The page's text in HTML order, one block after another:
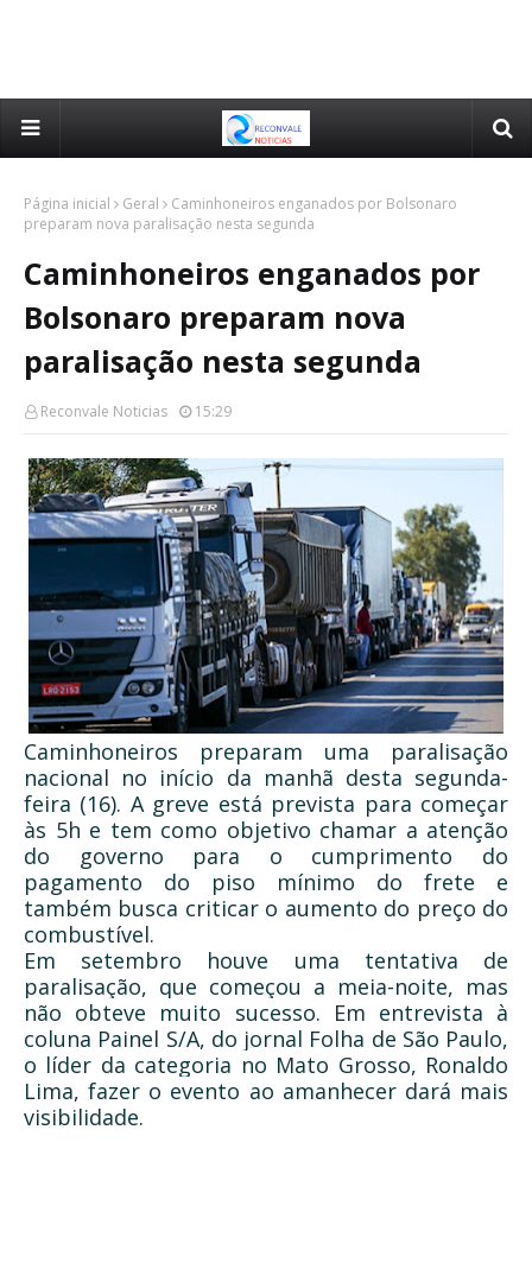
Página inicial Geral
Caminhoneiros enganados por Bolsonaro
preparam nova paralisação nesta segunda
Caminhoneiros enganados por
Bolsonaro preparam nova
paralisação nesta segunda
Reconvale Noticias 15:29
Caminhoneiros preparam uma paralisação
nacional no início da manhã desta segunda-
feira (16). A greve está prevista para começar
às 5h e tem como objetivo chamar a atenção
do governo para o cumprimento do
pagamento do piso mínimo do frete e
também busca criticar o aumento do preço do
combustível.
Em setembro houve uma tentativa de
paralisação, que começou a meia-noite, mas
não obteve muito sucesso. Em entrevista à
coluna Painel S/A, do jornal Folha de São Paulo,
o líder da categoria no Mato Grosso, Ronaldo
Lima, fazer o evento ao amanhecer dará mais
visibilidade.